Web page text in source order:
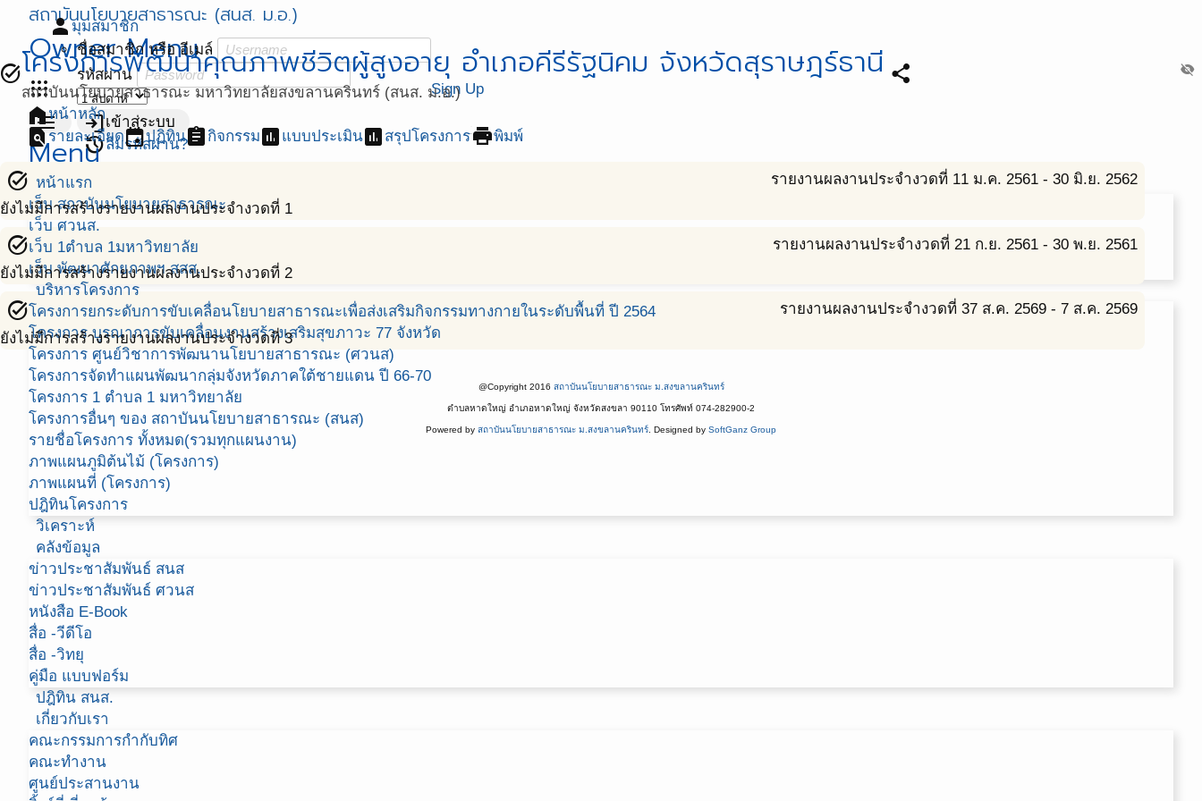
สถาบันนโยบายสาธารณะ (สนส. ม.อ.)
Owner Menu
apps
personมุมสมาชิก
ชื่อสมาชิก หรือ อีเมล์
รหัสผ่าน
visibility_off
loginเข้าสู่ระบบ
restoreลืมรหัสผ่าน?
Sign Up
menu
Menu
หน้าแรก
เว็บ สถาบันนโยบายสาธารณะ
เว็บ ศวนส.
เว็บ 1ตำบล 1มหาวิทยาลัย
เว็บ พัฒนาศักยภาพฯ สสส.
บริหารโครงการ
โครงการยกระดับการขับเคลื่อนโยบายสาธารณะเพื่อส่งเสริมกิจกรรมทางกายในระดับพื้นที่ ปี 2564
โครงการ บูรณาการขับเคลื่อนงานสร้างเสริมสุขภาวะ 77 จังหวัด
โครงการ ศูนย์วิชาการพัฒนานโยบายสาธารณะ (ศวนส)
โครงการจัดทำแผนพัฒนากลุ่มจังหวัดภาคใต้ชายแดน ปี 66-70
โครงการ 1 ตำบล 1 มหาวิทยาลัย
โครงการอื่นๆ ของ สถาบันนโยบายสาธารณะ (สนส)
รายชื่อโครงการ ทั้งหมด(รวมทุกแผนงาน)
ภาพแผนภูมิต้นไม้ (โครงการ)
ภาพแผนที่ (โครงการ)
ปฎิทินโครงการ
วิเคราะห์
คลังข้อมูล
ข่าวประชาสัมพันธ์ สนส
ข่าวประชาสัมพันธ์ ศวนส
หนังสือ E-Book
สื่อ -วีดีโอ
สื่อ -วิทยุ
คู่มือ แบบฟอร์ม
ปฎิทิน สนส.
เกี่ยวกับเรา
คณะกรรมการกำกับทิศ
คณะทำงาน
ศูนย์ประสานงาน
task_altโครงการพัฒนาคุณภาพชีวิตผู้สูงอายุ อำเภอคีรีรัฐนิคม จังหวัดสุราษฎร์ธานี
สถาบันนโยบายสาธารณะ มหาวิทยาลัยสงขลานครินทร์ (สนส. ม.อ.)
share
homeหน้าหลัก
find_in_pageรายละเอียดeventปฏิทินassignmentกิจกรรมassessment แบบประเมินassessment สรุปโครงการprintพิมพ์
task_alt รายงานผลงานประจำงวดที่ 11 ม.ค. 2561 - 30 มิ.ย. 2562
ยังไม่มีการสร้างรายงานผลงานประจำงวดที่ 1
task_alt รายงานผลงานประจำงวดที่ 21 ก.ย. 2561 - 30 พ.ย. 2561
ยังไม่มีการสร้างรายงานผลงานประจำงวดที่ 2
task_alt รายงานผลงานประจำงวดที่ 37 ส.ค. 2569 - 7 ส.ค. 2569
ยังไม่มีการสร้างรายงานผลงานประจำงวดที่ 3
@Copyright 2016 สถาบันนโยบายสาธารณะ ม.สงขลานครินทร์
ตำบลหาดใหญ่ อำเภอหาดใหญ่ จังหวัดสงขลา 90110 โทรศัพท์ 074-282900-2
Powered by สถาบันนโยบายสาธารณะ ม.สงขลานครินทร์ . Designed by SoftGanz Group